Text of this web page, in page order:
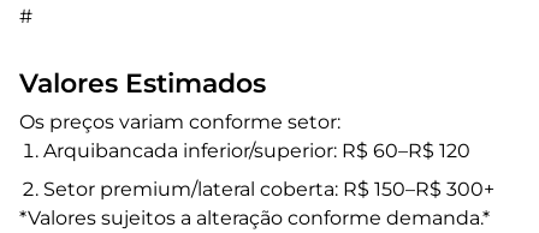
#
Valores Estimados
Os preços variam conforme setor:
Arquibancada inferior/superior: R$ 60–R$ 120
Setor premium/lateral coberta: R$ 150–R$ 300+
*Valores sujeitos a alteração conforme demanda.*